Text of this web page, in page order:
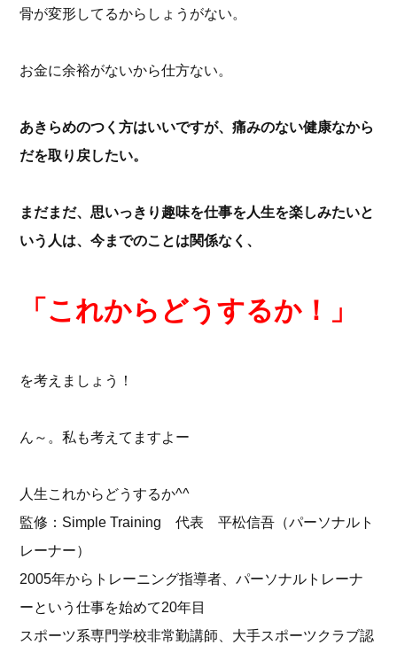
骨が変形してるからしょうがない。
お金に余裕がないから仕方ない。
あきらめのつく方はいいですが、痛みのない健康なから
だを取り戻したい。
まだまだ、思いっきり趣味を仕事を人生を楽しみたいと
いう人は、今までのことは関係なく、
「これからどうするか！」
を考えましょう！
ん～。私も考えてますよー
人生これからどうするか^^
監修：Simple Training 代表 平松信吾（パーソナルト
レーナー）
2005年からトレーニング指導者、パーソナルトレーナ
ーという仕事を始めて20年目
スポーツ系専門学校非常勤講師、大手スポーツクラブ認